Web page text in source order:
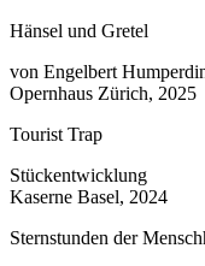
Hänsel und Gretel
von Engelbert
Opernhaus Zürich, 2025
Tourist Trap
Stückentwicklung
Kaserne Basel, 2024
Sternstunden der